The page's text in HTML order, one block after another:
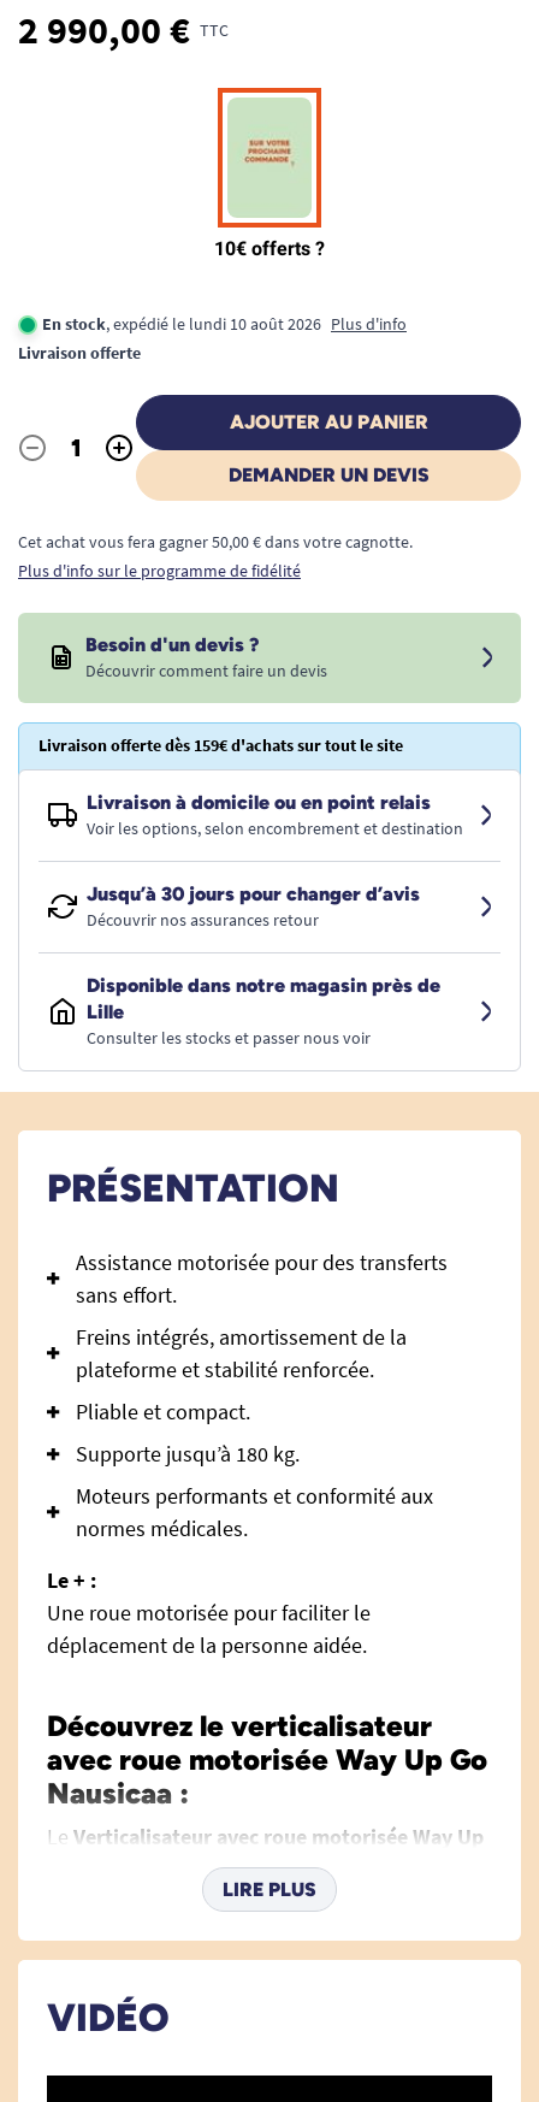
2 990,00 € TTC
En stock, expédié le lundi 10 août 2026 Plus d'info
Livraison offerte
Quantité
- +
AJOUTER AU PANIER
DEMANDER UN DEVIS
Cet achat vous fera gagner 50,00 € dans votre cagnotte.
Plus d'info sur le programme de fidélité
Besoin d'un devis ?
Découvrir comment faire un devis
Livraison offerte dès 159€ d'achats sur tout le site
Livraison à domicile ou en point relais
Voir les options, selon encombrement et destination
Jusqu’à 30 jours pour changer d’avis
Découvrir nos assurances retour
Disponible dans notre magasin près de
Lille
Consulter les stocks et passer nous voir
PRÉSENTATION
Assistance motorisée pour des transferts
sans effort.
Freins intégrés, amortissement de la
plateforme et stabilité renforcée.
Pliable et compact.
Supporte jusqu’à 180 kg.
Moteurs performants et conformité aux
normes médicales.
Le + :
Une roue motorisée pour faciliter le
déplacement de la personne aidée.
Découvrez le verticalisateur
avec roue motorisée Way Up Go
Nausicaa :
Le Verticalisateur avec roue motorisée Way Up
est une solution innovante et
ergonomique pour faciliter les transferts des
personnes à mobilité réduite. Conçu pour être
utilisé aussi bien en établissement de santé
(EHPAD, hôpitaux, maisons de retraite) qu’au
domicile, cet appareil assure une aide précieuse
LIRE PLUS
VIDÉO